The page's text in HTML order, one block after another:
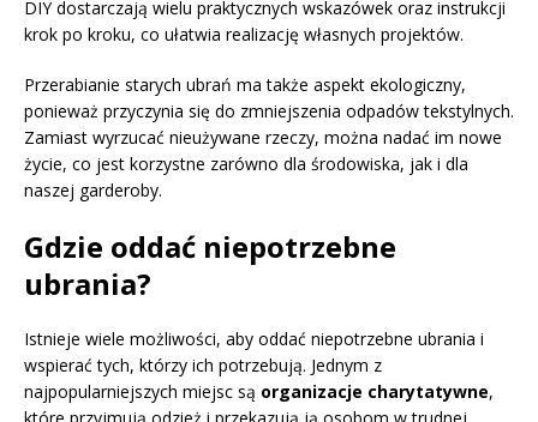
DIY dostarczają wielu praktycznych wskazówek oraz instrukcji
krok po kroku, co ułatwia realizację własnych projektów.
Przerabianie starych ubrań ma także aspekt ekologiczny,
ponieważ przyczynia się do zmniejszenia odpadów tekstylnych.
Zamiast wyrzucać nieużywane rzeczy, można nadać im nowe
życie, co jest korzystne zarówno dla środowiska, jak i dla
naszej garderoby.
Gdzie oddać niepotrzebne
ubrania?
Istnieje wiele możliwości, aby oddać niepotrzebne ubrania i
wspierać tych, którzy ich potrzebują. Jednym z
najpopularniejszych miejsc są organizacje charytatywne,
które przyjmują odzież i przekazują ją osobom w trudnej